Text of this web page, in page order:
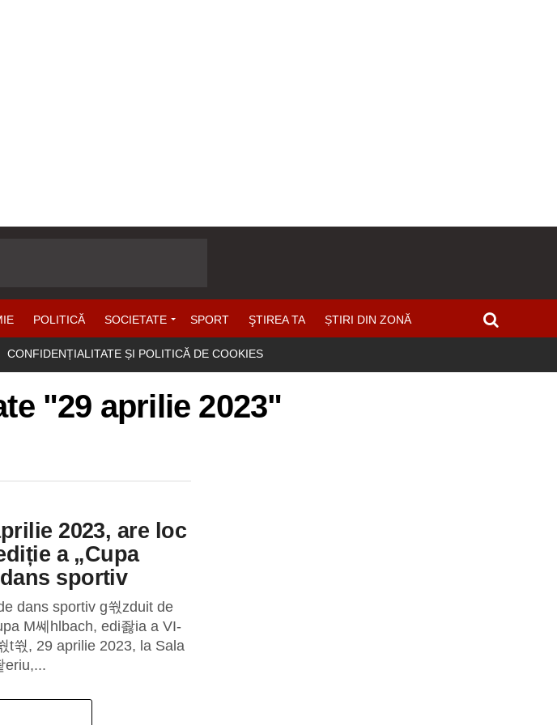
POLITICĂ SOCIETATE SPORT ŞTIREA TA ȘTIRI DIN ZONĂ
CONFIDENȚIALITATE ȘI POLITICĂ DE COOKIES
"29 aprilie 2023"
2023, are loc
a „Cupa
sportiv
dans sportiv g쒃zduit de
M쎼hlbach, edi좛ia a VI-
t쒃, 29 aprilie 2023, la Sala
eriu,...